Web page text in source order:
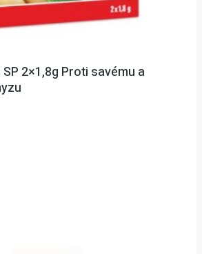
2×1,8g Proti savému a